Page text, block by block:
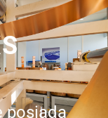
posiada